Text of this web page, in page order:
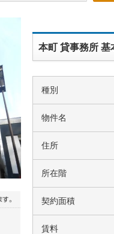
本町 貸事務所 基
種別
物件名
住所
所在階
契約面積
賃料